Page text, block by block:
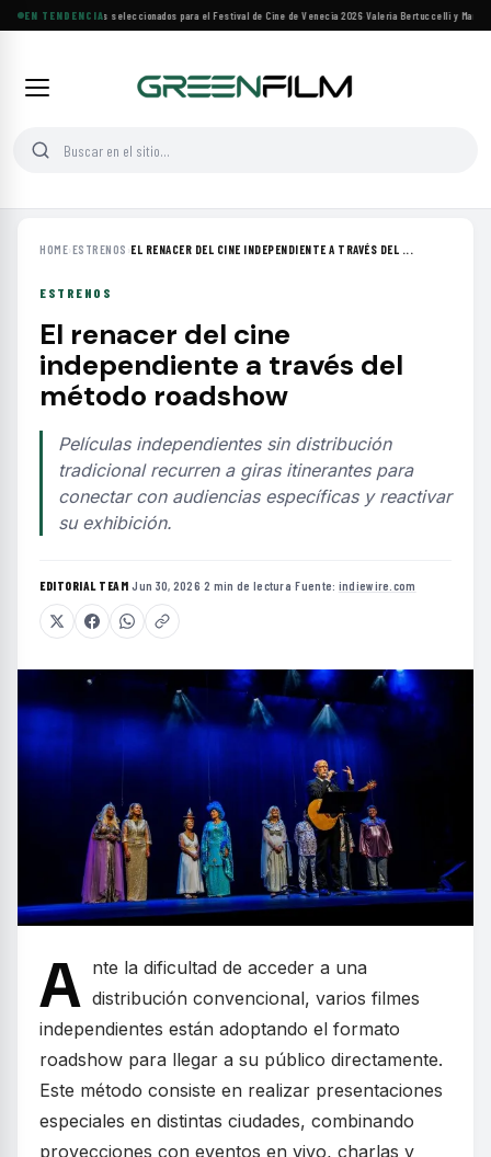
EN TENDENCIA
Siete filmes árabes seleccionados para el Festival de Cine de Venecia 2026·Valeria Bertuccelli y Martín
HOME›ESTRENOS ›EL RENACER DEL CINE INDEPENDIENTE A TRAVÉS DEL ...
ESTRENOS
El renacer del cine
independiente a través del
método roadshow
Películas independientes sin distribución
tradicional recurren a giras itinerantes para
conectar con audiencias específicas y reactivar
su exhibición.
EDITORIAL TEAM·Jun 30, 2026·2 min de lectura·Fuente: indiewire.com
A nte la dificultad de acceder a una
distribución convencional, varios filmes
independientes están adoptando el formato
roadshow para llegar a su público directamente.
Este método consiste en realizar presentaciones
especiales en distintas ciudades, combinando
proyecciones con eventos en vivo, charlas y